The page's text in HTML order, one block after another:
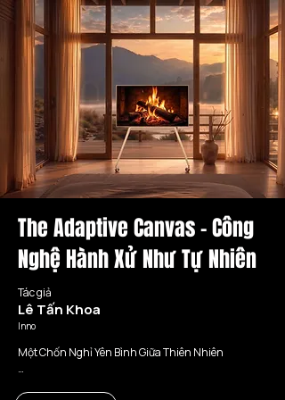
với ngôn ngữ tạo hình mang tính tương lai, tạo nên
một không gian sang trọng nhưng vẫn đầy chiều
sâu công nghệ.
The Adaptive Canvas - Công
Nghệ Hành Xử Như Tự Nhiên
Tác giả
Lê Tấn Khoa
Inno
Một Chốn Nghỉ Yên Bình Giữa Thiên Nhiên